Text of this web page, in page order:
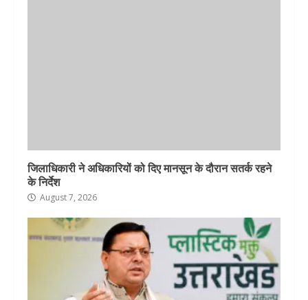
जिलाधिकारी ने अधिकारियों को दिए मानसून के दौरान सतर्क रहने
के निर्देश
August 7, 2026